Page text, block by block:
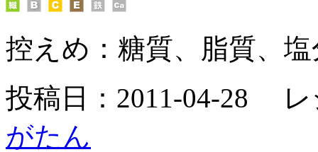
控えめ： 糖質、脂質、
投稿日：2011-04-28
がたん